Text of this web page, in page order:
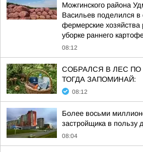
Можгинского района
Васильев поделился в
фермерские хозяйства
уборке раннего
08:12
СОБРАЛСЯ В ЛЕС ПО
ТОГДА ЗАПОМИНАЙ:
08:12
Более восьми
застройщика в пользу
08:04